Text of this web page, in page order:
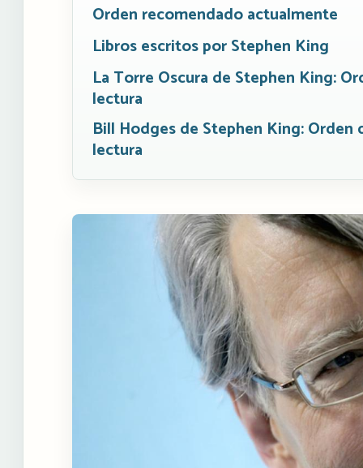
Orden recomendado actualmente
Libros escritos por Stephen King
La Torre Oscura de Stephen King:
lectura
Bill Hodges de Stephen King: Orden
lectura